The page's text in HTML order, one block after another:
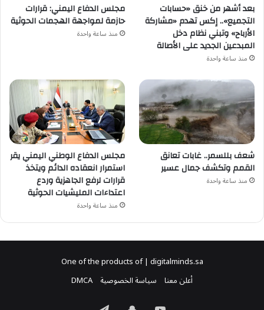
بعد أشهر من خنق «حسابات
التجميع».. إكس تهدم «مشاركة
الأرباح» وتبني نظام دخل
المبدعين الجديد على الأصالة
منذ ساعة واحدة
مجلس الدفاع اليمني: قرارات
حازمة لمواجهة الهجمات الحوثية
منذ ساعة واحدة
شعف بللسمر.. غابات تعانق
القمم وتكشف جمال عسير
منذ ساعة واحدة
مجلس الدفاع الوطني اليمني يقر
استمرار انعقاده الدائم ويتخذ
قرارات لرفع الجاهزية وردع
اعتداءات المليشيات الحوثية
منذ ساعة واحدة
One of the products of | digitalminds.sa
أعلن معنا سياسة الخصوصية DMCA